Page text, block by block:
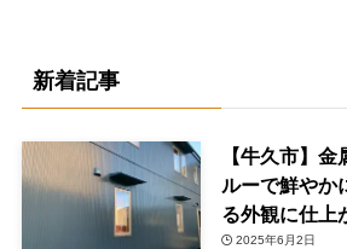
新着記事
【牛久市】
ルーで鮮やか
る外観に仕上
2025年6月2日